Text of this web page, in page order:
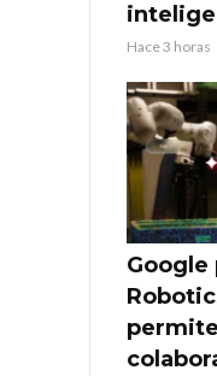
Hace 3 horas
Google